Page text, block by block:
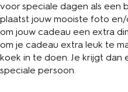
voor speciale dagen als een
plaatst jouw mooiste foto
om jouw cadeau een extra
om je cadeau extra leuk te
koek in te doen. Je krijgt
speciale persoon.